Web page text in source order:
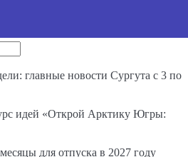
главные новости Сургута с 3 по
идей «Открой Арктику Югры:
для отпуска в 2027 году